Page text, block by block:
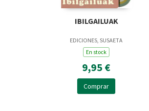
IBILGAILUAK
EDICIONES, SUSAETA
En stock
9,95 €
Comprar